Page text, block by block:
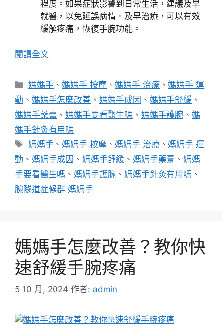
程度。如果症狀影響到日常生活，建議及早
就醫，以免延誤病情。及早治療，可以有效
緩解疼痛，恢復手腕功能。
閱讀全文
分
類
媽媽手 、媽媽手 按摩 、媽媽手 治療 、媽媽手 運
動 、 媽媽手怎麼改善 、 媽媽手成因 、 媽媽手舒緩 、
媽媽手藥膏 、 媽媽手要看醫生嗎 、 媽媽手護腕 、 媽
媽手針灸有用嗎
標
籤
媽媽手 、媽媽手 按摩 、媽媽手 治療 、媽媽手 運
動 、 媽媽手成因 、 媽媽手舒緩 、 媽媽手藥膏 、 媽媽
手要看醫生嗎 、 媽媽手護腕 、 媽媽手針灸有用嗎 、
腕隧道症候群 媽媽手
媽媽手怎麼改善？教你快
速舒緩手腕疼痛
5 10 月, 2024 作者: admin